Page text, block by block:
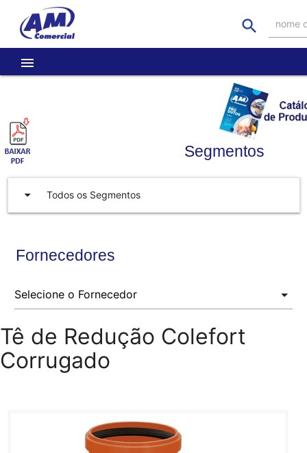
search nome
menu
Segmentos
arrow_drop_down Todos os Segmentos
Fornecedores
Tê de Redução Colefort
Corrugado